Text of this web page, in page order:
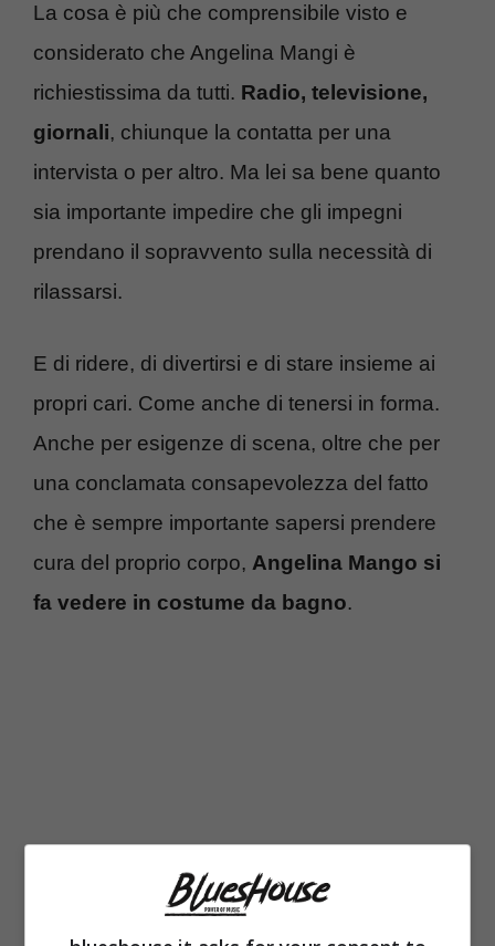
La cosa è più che comprensibile visto e
considerato che Angelina Mangi è
richiestissima da tutti. Radio, televisione,
giornali, chiunque la contatta per una
intervista o per altro. Ma lei sa bene quanto
sia importante impedire che gli impegni
prendano il sopravvento sulla necessità di
rilassarsi.
E di ridere, di divertirsi e di stare insieme ai
propri cari. Come anche di tenersi in forma.
Anche per esigenze di scena, oltre che per
una conclamata consapevolezza del fatto
che è sempre importante sapersi prendere
cura del proprio corpo, Angelina Mango si
fa vedere in costume da bagno.